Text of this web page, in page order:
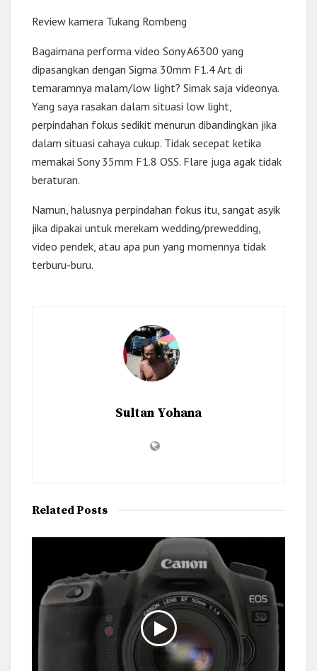
Review kamera Tukang Rombeng
Bagaimana performa video Sony A6300 yang
dipasangkan dengan Sigma 30mm F1.4 Art di
temaramnya malam/low light? Simak saja videonya.
Yang saya rasakan dalam situasi low light,
perpindahan fokus sedikit menurun dibandingkan jika
dalam situasi cahaya cukup. Tidak secepat ketika
memakai Sony 35mm F1.8 OSS. Flare juga agak tidak
beraturan.
Namun, halusnya perpindahan fokus itu, sangat asyik
jika dipakai untuk merekam wedding/prewedding,
video pendek, atau apa pun yang momennya tidak
terburu-buru.
Sultan Yohana
RelatedPosts